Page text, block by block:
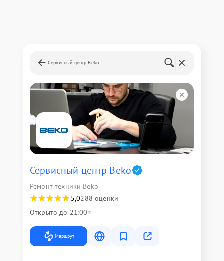
Сервисный центр Beko
Сервисный центр Beko
Ремонт техники Beko
5,0288 оценки
Открыто до 21:00
Маршрут